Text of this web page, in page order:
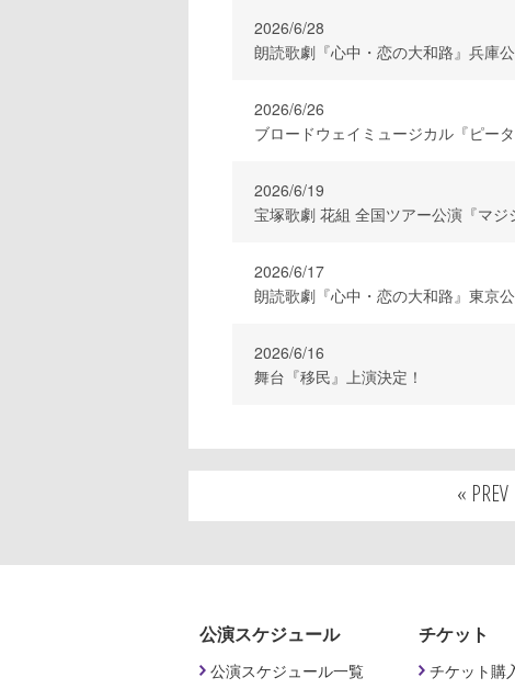
2026/6/28
朗読歌劇『心中・恋の大和路』兵庫
2026/6/26
ブロードウェイミュージカル『ピー
2026/6/19
宝塚歌劇 花組 全国ツアー公演『マ
2026/6/17
朗読歌劇『心中・恋の大和路』東京
2026/6/16
舞台『移民』上演決定！
« PREV
公演スケジュール
公演スケジュール一覧
チケット
チケット購